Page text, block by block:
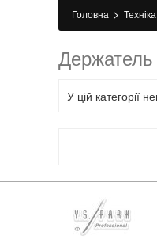
Головна > Техніка
У цій категорії